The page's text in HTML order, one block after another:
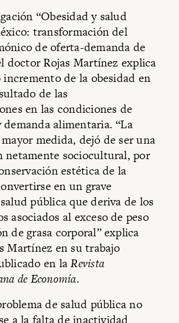
“Obesidad y salud
transformación del
de oferta-demanda de
doctor Rojas Martínez explica
de la obesidad en
de las
en las condiciones de
alimentaria. “La
medida, dejó de ser una
netamente sociocultural, por
estética de la
en un grave
pública que deriva de los
asociados al exceso de peso
de grasa corporal” explica
Martínez en su trabajo
en laRevista
de Economía.
de salud pública no